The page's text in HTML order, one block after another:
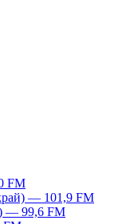
FM
— 101,9 FM
— 99,6 FM